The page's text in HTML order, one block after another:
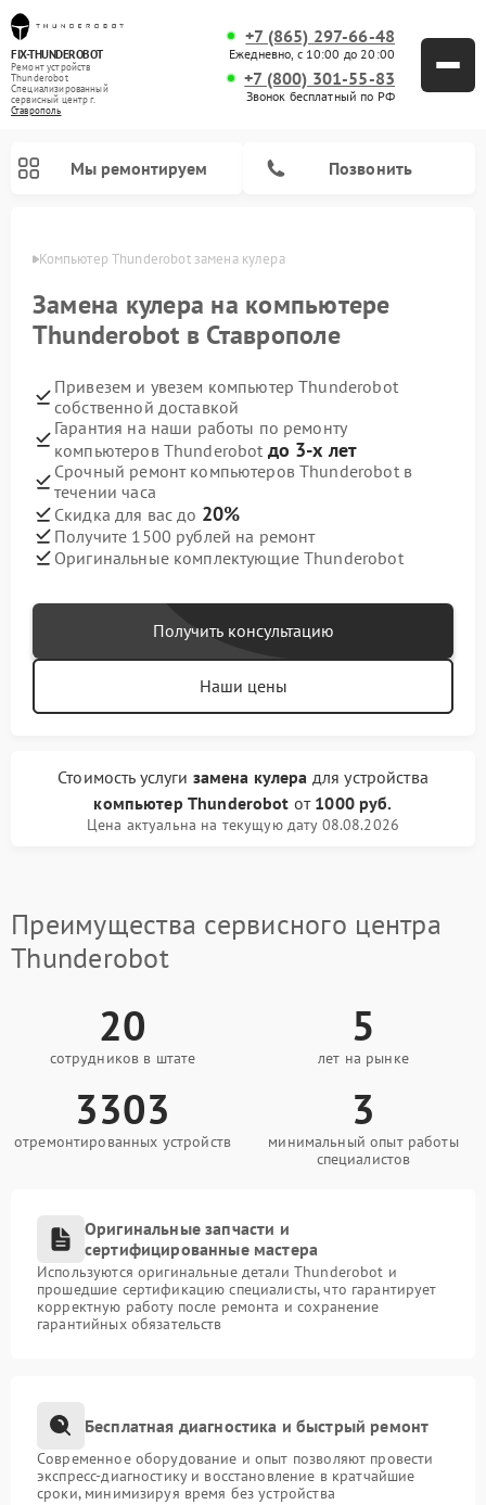
FIX-THUNDEROBOT
Ремонт устройств
Thunderobot
Специализированный
cервисный центр г.
Ставрополь
+7 (865) 297-66-48
Ежедневно, с 10:00 до 20:00
+7 (800) 301-55-83
Звонок бесплатный по РФ
Мы ремонтируем Позвонить
Компьютер Thunderobot замена кулера
Замена кулера на компьютере
Thunderobot в Ставрополе
Привезем и увезем компьютер Thunderobot
собственной доставкой
Гарантия на наши работы по ремонту
компьютеров Thunderobot до 3-х лет
Срочный ремонт компьютеров Thunderobot в
течении часа
Скидка для вас до 20%
Получите 1500 рублей на ремонт
Оригинальные комплектующие Thunderobot
Получить консультацию
Наши цены
Стоимость услуги замена кулера для устройства
компьютер Thunderobot от 1000 руб.
Цена актуальна на текущую дату 08.08.2026
Преимущества сервисного центра
Thunderobot
20
сотрудников в штате
5
лет на рынке
3303
отремонтированных устройств
3
минимальный опыт работы
специалистов
Оригинальные запчасти и
сертифицированные мастера
Используются оригинальные детали Thunderobot и
прошедшие сертификацию специалисты, что гарантирует
корректную работу после ремонта и сохранение
гарантийных обязательств
Бесплатная диагностика и быстрый ремонт
Современное оборудование и опыт позволяют провести
экспресс-диагностику и восстановление в кратчайшие
сроки, минимизируя время без устройства